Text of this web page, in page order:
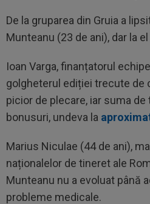
De la gruparea din Gruia a
Munteanu (23 de ani), dar la
Ioan Varga, finanțatorul
golgheterul ediției trecute de
picior de plecare, iar suma
bonusuri, undeva la
Marius Niculae (44 de ani),
naționalelor de tineret ale
Munteanu nu a evoluat până
probleme medicale.